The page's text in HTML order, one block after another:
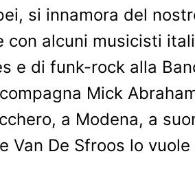
si innamora del
con alcuni musicisti
e di funk-rock alla
Mick
a Modena, a
Van De Sfroos lo